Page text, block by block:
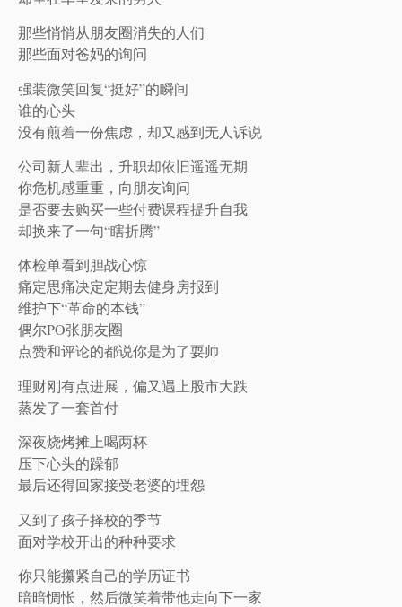
那些悄悄从朋友圈消失的人们
那些面对爸妈的询问
强装微笑回复“挺好”的瞬间
谁的心头
没有煎着一份焦虑，却又感到无人诉说
公司新人辈出，升职却依旧遥遥无期
你危机感重重，向朋友询问
是否要去购买一些付费课程提升自我
却换来了一句“瞎折腾”
体检单看到胆战心惊
痛定思痛决定定期去健身房报到
维护下“革命的本钱”
偶尔PO张朋友圈
点赞和评论的都说你是为了耍帅
理财刚有点进展，偏又遇上股市大跌
蒸发了一套首付
深夜烧烤摊上喝两杯
压下心头的躁郁
最后还得回家接受老婆的埋怨
又到了孩子择校的季节
面对学校开出的种种要求
你只能攥紧自己的学历证书
暗暗惆怅，然后微笑着带他走向下一家